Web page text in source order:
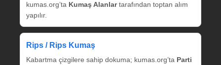
kumas.org’ta Kumaş Alanlartarafından toptan alım
yapılır.
Rips / Rips Kumaş
Kabartma çizgilere sahip dokuma; kumas.org’ta Parti